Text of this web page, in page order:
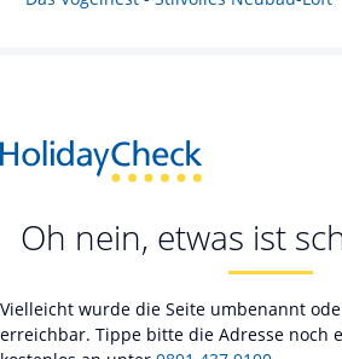
Oh nein, etwas ist
Vielleicht wurde die Seite umbenannt
erreichbar. Tippe bitte die Adresse noch